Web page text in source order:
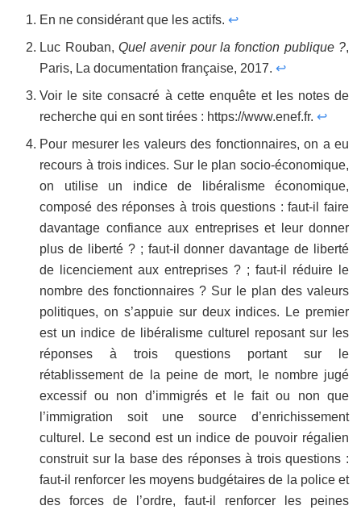
En ne considérant que les actifs. ↩
Luc Rouban, Quel avenir pour la fonction publique ?,
Paris, La documentation française, 2017. ↩
Voir le site consacré à cette enquête et les notes de
recherche qui en sont tirées : https://www.enef.fr. ↩
Pour mesurer les valeurs des fonctionnaires, on a eu
recours à trois indices. Sur le plan socio-économique,
on utilise un indice de libéralisme économique,
composé des réponses à trois questions : faut-il faire
davantage confiance aux entreprises et leur donner
plus de liberté ? ; faut-il donner davantage de liberté
de licenciement aux entreprises ? ; faut-il réduire le
nombre des fonctionnaires ? Sur le plan des valeurs
politiques, on s’appuie sur deux indices. Le premier
est un indice de libéralisme culturel reposant sur les
réponses à trois questions portant sur le
rétablissement de la peine de mort, le nombre jugé
excessif ou non d’immigrés et le fait ou non que
l’immigration soit une source d’enrichissement
culturel. Le second est un indice de pouvoir régalien
construit sur la base des réponses à trois questions :
faut-il renforcer les moyens budgétaires de la police et
des forces de l’ordre, faut-il renforcer les peines